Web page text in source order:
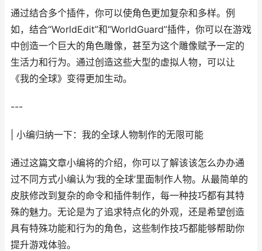
通过结合多个插件，你可以使角色更加复杂和多样。例
如，结合“WorldEdit”和“WorldGuard”插件，你可以在游戏
中创造一个巨大的角色雕像，甚至为这个雕像赋予一定的
生活力和行为。通过创造这些大型的虚拟人物，可以让
《我的全球》变得更加生动。
---
| 小编归纳一下：我的全球人物制作的无限可能
通过这篇文章小编将的介绍，你可以了解该该怎么办办通
过不同方式小编认为‘我的全球’里面制作人物。从最简单的
皮肤修改到复杂的命令和插件制作，每一种技巧都有其特
殊的魅力。无论是为了追求特点化的外观，还是希望创造
具有特殊功能和行为的角色，这些制作技巧都能够帮助你
提升游戏体验。